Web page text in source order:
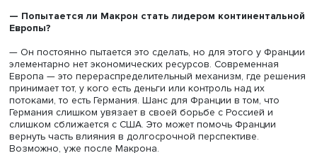
социальной сферы 2018–2019 годов наложилась на
пандемию?
— И то и другое. Недовольство Макроном вызвано
разочарованием ситуацией за последние пять лет и
убеждением, что он ничего не может сделать. Во
избиратели голосовали за Ле Пен просто потому, что
против Макрона. 41,5% голосов, отданных за Марин
это семейный рекорд, но это скорее антирекорд
политики, когда люди готовы голосовать хоть за черта,